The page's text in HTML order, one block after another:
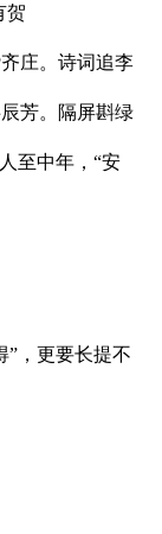
贺
庄。诗词追李
芳。隔屏斟绿
至中年，“安
”，更要长提不